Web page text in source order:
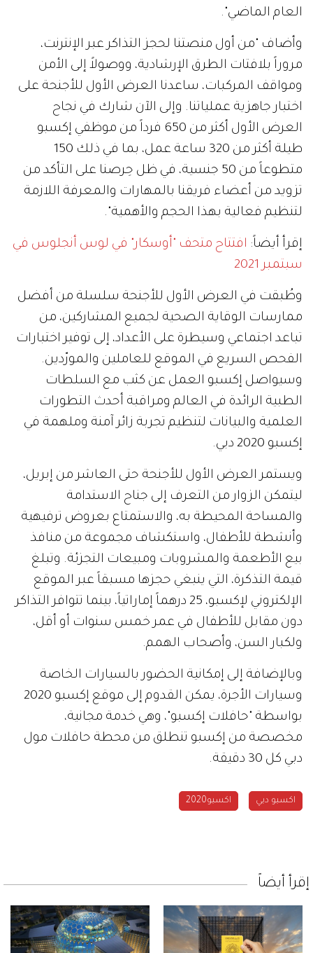
العام الماضي".
وأضاف "من أول منصتنا لحجز التذاكر عبر الإنترنت،
مروراً بلافتات الطرق الإرشادية، ووصولاً إلى الأمن
ومواقف المركبات، ساعدنا العرض الأول للأجنحة على
اختبار جاهزية عملياتنا. وإلى الآن شارك في نجاح
العرض الأول أكثر من 650 فرداً من موظفي إكسبو
طيلة أكثر من 320 ساعة عمل، بما في ذلك 150
متطوعاً من 50 جنسية، في ظل حِرصنا على التأكد من
تزويد من أعضاء فريقنا بالمهارات والمعرفة اللازمة
لتنظيم فعالية بهذا الحجم والأهمية".
إقرأ أيضاً: افتتاح متحف "أوسكار" في لوس أنجلوس في
سبتمبر 2021
وطُبقت في العرض الأول للأجنحة سلسلة من أفضل
ممارسات الوقاية الصحية لجميع المشاركين، من
تباعد اجتماعي وسيطرة على الأعداد، إلى توفير اختبارات
الفحص السريع في الموقع للعاملين والمورّدين.
وسيواصل إكسبو العمل عن كثب مع السلطات
الطبية الرائدة في العالم ومراقبة أحدث التطورات
العلمية والبيانات لتنظيم تجربة زائر آمنة وملهمة في
إكسبو 2020 دبي.
ويستمر العرض الأول للأجنحة حتى العاشر من إبريل،
ليتمكن الزوار من التعرف إلى جناح الاستدامة
والمساحة المحيطة به، والاستمتاع بعروض ترفيهية
وأنشطة للأطفال، واستكشاف مجموعة من منافذ
بيع الأطعمة والمشروبات ومبيعات التجزئة. وتبلغ
قيمة التذكرة، التي ينبغي حجزها مسبقاً عبر الموقع
الإلكتروني لإكسبو، 25 درهماً إماراتياً، بينما تتوافر التذاكر
دون مقابل للأطفال في عمر خمس سنوات أو أقل،
ولكبار السن، وأصحاب الهمم.
وبالإضافة إلى إمكانية الحضور بالسيارات الخاصة
وسيارات الأجرة، يمكن القدوم إلى موقع إكسبو 2020
بواسطة "حافلات إكسبو"، وهي خدمة مجانية،
مخصصة من إكسبو تنطلق من محطة حافلات مول
دبي كل 30 دقيقة.
اكسبو دبي اكسبو2020
إقرأ أيضاً